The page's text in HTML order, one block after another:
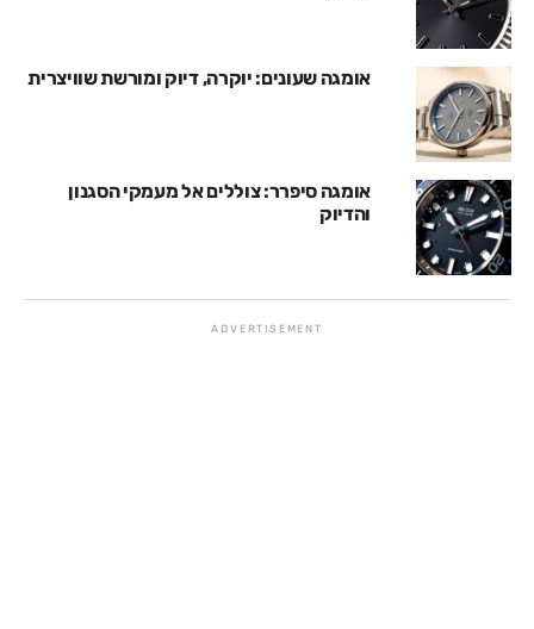
אומגה שעונים: יוקרה, דיוק ומורשת שוויצרית
אומגה סיפרר: צוללים אל מעמקי הסגנון
והדיוק
ADVERTISEMENT